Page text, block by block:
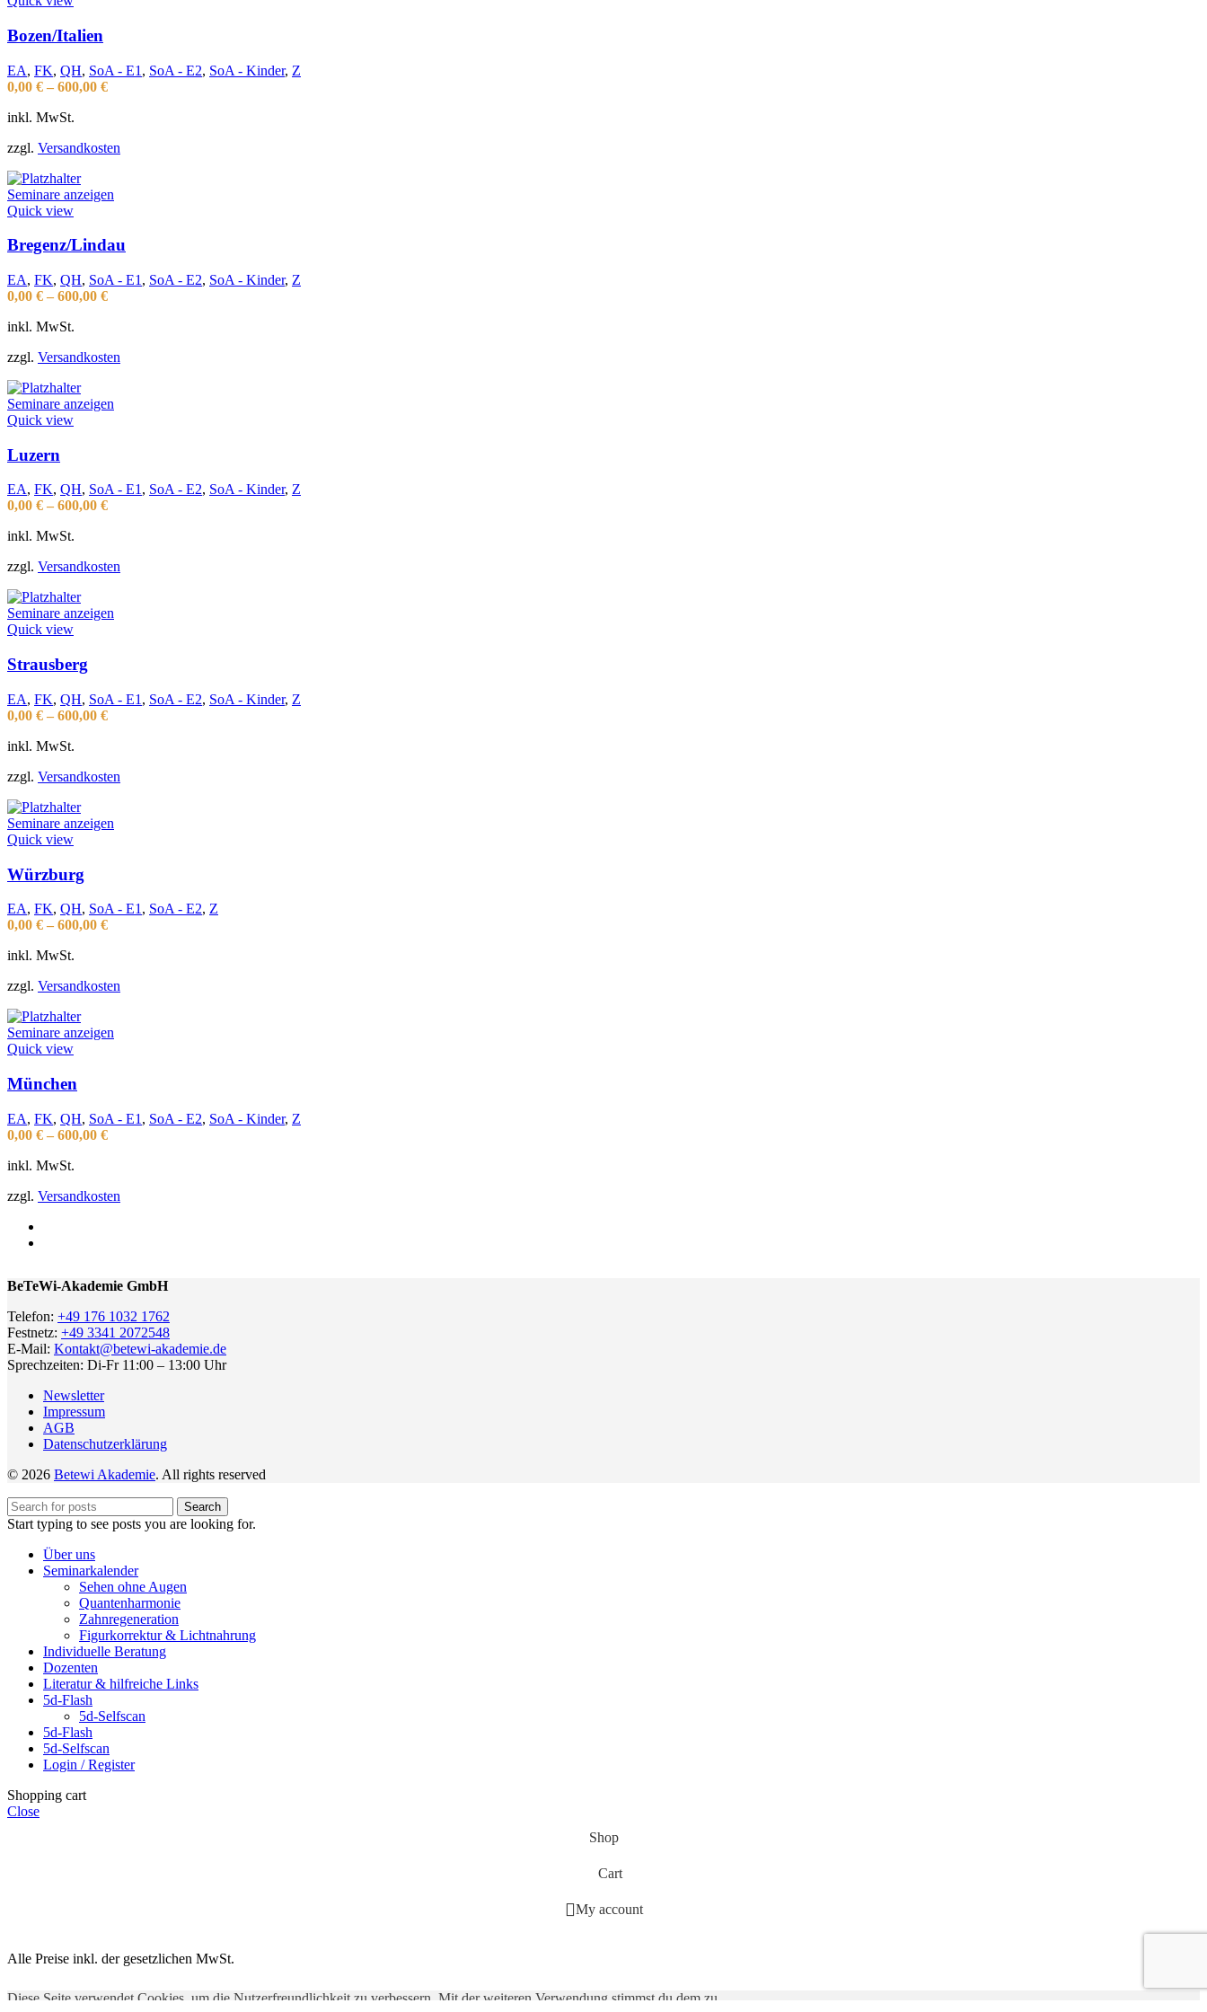
Bozen/Italien
EA, FK, QH, SoA - E1 , SoA - E2, SoA - Kinder, Z
0,00 € – 600,00 €
inkl. MwSt.
zzgl. Versandkosten
Seminare anzeigen
Quick view
Bregenz/Lindau
EA, FK, QH, SoA - E1 , SoA - E2, SoA - Kinder, Z
0,00 € – 600,00 €
inkl. MwSt.
zzgl. Versandkosten
Seminare anzeigen
Quick view
Luzern
EA, FK, QH, SoA - E1, SoA - E2, SoA - Kinder, Z
0,00 € – 600,00 €
inkl. MwSt.
zzgl. Versandkosten
Seminare anzeigen
Quick view
Strausberg
EA, FK, QH, SoA - E1 , SoA - E2, SoA - Kinder, Z
0,00 € – 600,00 €
inkl. MwSt.
zzgl. Versandkosten
Seminare anzeigen
Quick view
Würzburg
EA, FK, QH, SoA - E1 , SoA - E2, Z
0,00 € – 600,00 €
inkl. MwSt.
zzgl. Versandkosten
Seminare anzeigen
Quick view
München
EA, FK, QH, SoA - E1 , SoA - E2, SoA - Kinder, Z
0,00 € – 600,00 €
inkl. MwSt.
zzgl. Versandkosten
BeTeWi-Akademie GmbH
Telefon: +49 176 1032 1762
Festnetz: +49 3341 2072548
E-Mail: Kontakt@betewi-akademie.de
Sprechzeiten: Di-Fr 11:00 – 13:00 Uhr
Newsletter
Impressum
AGB
Datenschutzerklärung
© 2026 Betewi Akademie. All rights reserved
Search
Start typing to see posts you are looking for.
Über uns
Seminarkalender
Sehen ohne Augen
Quantenharmonie
Zahnregeneration
Figurkorrektur & Lichtnahrung
Individuelle Beratung
Dozenten
Literatur & hilfreiche Links
5d-Flash
5d-Selfscan
5d-Flash
5d-Selfscan
Login / Register
Shopping cart
Close
Shop
Cart
My account
Alle Preise inkl. der gesetzlichen MwSt.
Diese Seite verwendet Cookies, um die Nutzerfreundlichkeit zu verbessern. Mit der weiteren Verwendung stimmst du dem zu.